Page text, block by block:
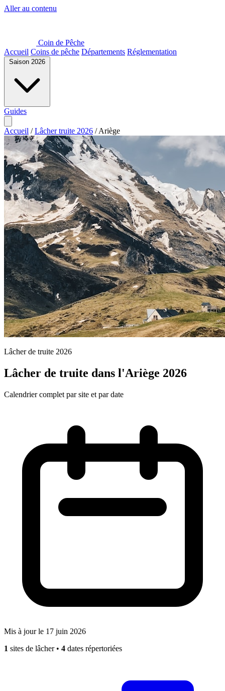
Aller au contenu
Coin de Pêche
Accueil Coins de pêche Départements Réglementation
Saison 2026
Guides
Accueil / Lâcher truite 2026 / Ariège
Lâcher de truite 2026
Lâcher de truite dans l'Ariège 2026
Calendrier complet par site et par date
Mis à jour le 17 juin 2026
1 sites de lâcher • 4 dates répertoriées